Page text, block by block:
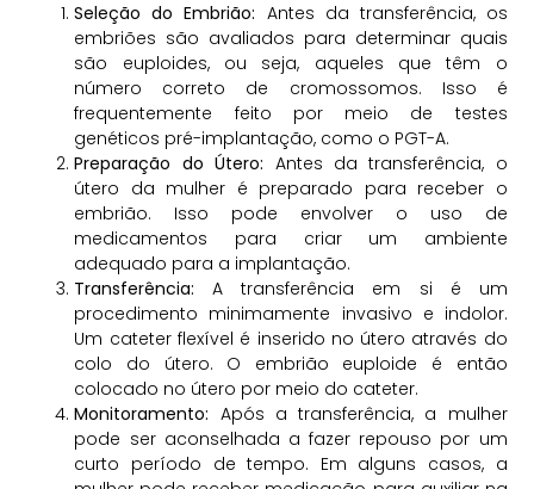
Seleção do Embrião: Antes da transferência, os
embriões são avaliados para determinar quais
são euploides, ou seja, aqueles que têm o
número correto de cromossomos. Isso é
frequentemente feito por meio de testes
genéticos pré-implantação, como o PGT-A.
Preparação do Útero: Antes da transferência, o
útero da mulher é preparado para receber o
embrião. Isso pode envolver o uso de
medicamentos para criar um ambiente
adequado para a implantação.
Transferência: A transferência em si é um
procedimento minimamente invasivo e indolor.
Um cateter flexível é inserido no útero através do
colo do útero. O embrião euploide é então
colocado no útero por meio do cateter.
Monitoramento: Após a transferência, a mulher
pode ser aconselhada a fazer repouso por um
curto período de tempo. Em alguns casos, a